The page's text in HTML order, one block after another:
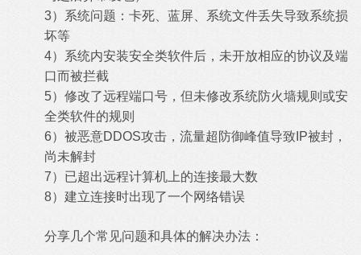
3）系统问题：卡死、蓝屏、系统文件丢失导致系统损
坏等
4）系统内安装安全类软件后，未开放相应的协议及端
口而被拦截
5）修改了远程端口号，但未修改系统防火墙规则或安
全类软件的规则
6）被恶意DDOS攻击，流量超防御峰值导致IP被封，
尚未解封
7）已超出远程计算机上的连接最大数
8）建立连接时出现了一个网络错误
分享几个常见问题和具体的解决办法：